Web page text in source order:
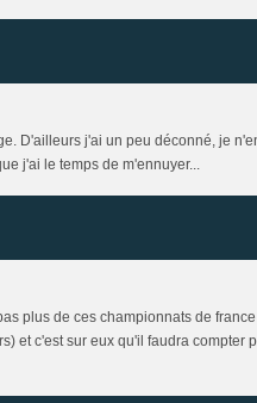
D'ailleurs j'ai un peu déconné, je
j'ai le temps de m'ennuyer...
plus de ces championnats de
et c'est sur eux qu'il faudra